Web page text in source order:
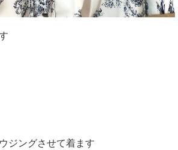
ジングさせて着ます